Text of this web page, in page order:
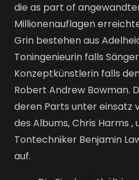
die as part of
Millionenauflagen
Grin bestehen aus
Toningenieurin falls
Konzeptkünstlerin falls
Robert Andrew Bowman.
deren Parts unter einsatz
des Albums, Chris Harms
Tontechniker Benjamin
auf.